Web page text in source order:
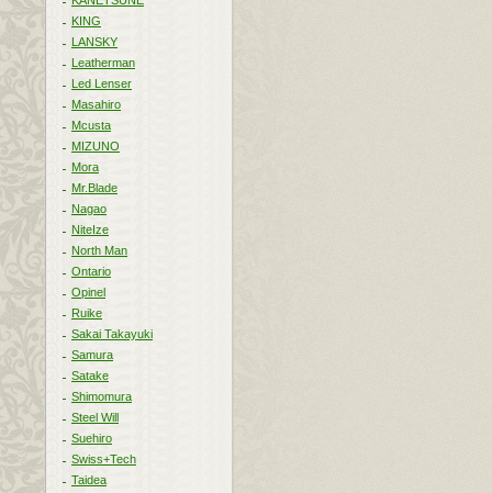
KING
LANSKY
Leatherman
Led Lenser
Masahiro
Mcusta
MIZUNO
Mora
Mr.Blade
Nagao
NiteIze
North Man
Ontario
Opinel
Ruike
Sakai Takayuki
Samura
Satake
Shimomura
Steel Will
Suehiro
Swiss+Tech
Taidea